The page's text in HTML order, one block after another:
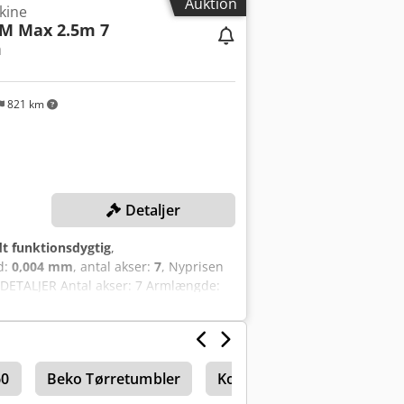
samt mellemsalg forbeholdes!)
821 km
Max 2.5m 7
Detaljer
funktionsdygtig,
0,004 mm, antal akser: 7, Nyprisen
Antal akser: 7 Armlængde:
DETALJER
95 % (ikke-
Uden CAM2
data er leveret af producenten –
Beko Tørretumbler Koordinatmålemaskiner